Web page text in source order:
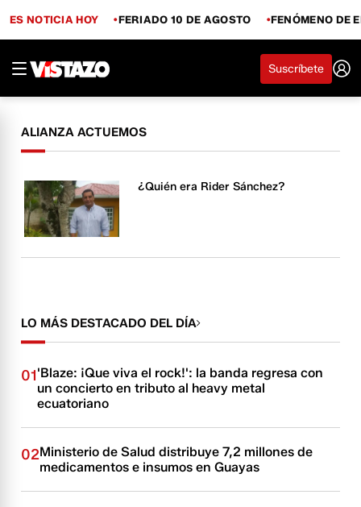
ES NOTICIA HOY FERIADO 10 DE AGOSTO FENÓMENO DE
Suscríbete
ALIANZA ACTUEMOS
¿Quién era Rider Sánchez?
LO MÁS DESTACADO DEL DÍA
01'Blaze: ¡Que viva el rock!': la banda regresa con
un concierto en tributo al heavy metal
ecuatoriano
02Ministerio de Salud distribuye 7,2 millones de
medicamentos e insumos en Guayas